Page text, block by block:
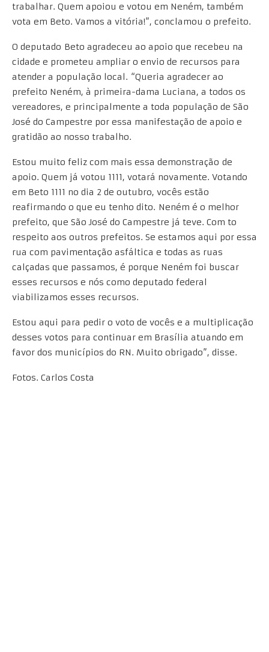
trabalhar. Quem apoiou e votou em Neném, também
vota em Beto. Vamos a vitória!”, conclamou o prefeito.
O deputado Beto agradeceu ao apoio que recebeu na
cidade e prometeu ampliar o envio de recursos para
atender a população local. “Queria agradecer ao
prefeito Neném, à primeira-dama Luciana, a todos os
vereadores, e principalmente a toda população de São
José do Campestre por essa manifestação de apoio e
gratidão ao nosso trabalho.
Estou muito feliz com mais essa demonstração de
apoio. Quem já votou 1111, votará novamente. Votando
em Beto 1111 no dia 2 de outubro, vocês estão
reafirmando o que eu tenho dito. Neném é o melhor
prefeito, que São José do Campestre já teve. Com to
respeito aos outros prefeitos. Se estamos aqui por essa
rua com pavimentação asfáltica e todas as ruas
calçadas que passamos, é porque Neném foi buscar
esses recursos e nós como deputado federal
viabilizamos esses recursos.
Estou aqui para pedir o voto de vocês e a multiplicação
desses votos para continuar em Brasília atuando em
favor dos municípios do RN. Muito obrigado”, disse.
Fotos. Carlos Costa